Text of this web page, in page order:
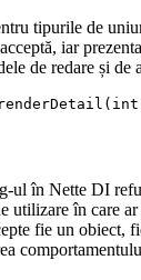
tipurile de
iar
de redare și de
ul în Nette DI
utilizare în care
fie un obiect,